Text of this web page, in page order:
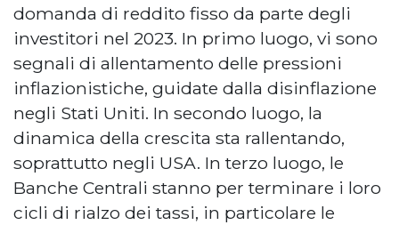
domanda di reddito fisso da parte degli
investitori nel 2023. In primo luogo, vi sono
segnali di allentamento delle pressioni
inflazionistiche, guidate dalla disinflazione
negli Stati Uniti. In secondo luogo, la
dinamica della crescita sta rallentando,
soprattutto negli USA. In terzo luogo, le
Banche Centrali stanno per terminare i loro
cicli di rialzo dei tassi, in particolare le